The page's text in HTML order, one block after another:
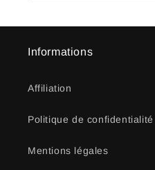
Informations
Affiliation
Politique de confidentialité
Mentions légales